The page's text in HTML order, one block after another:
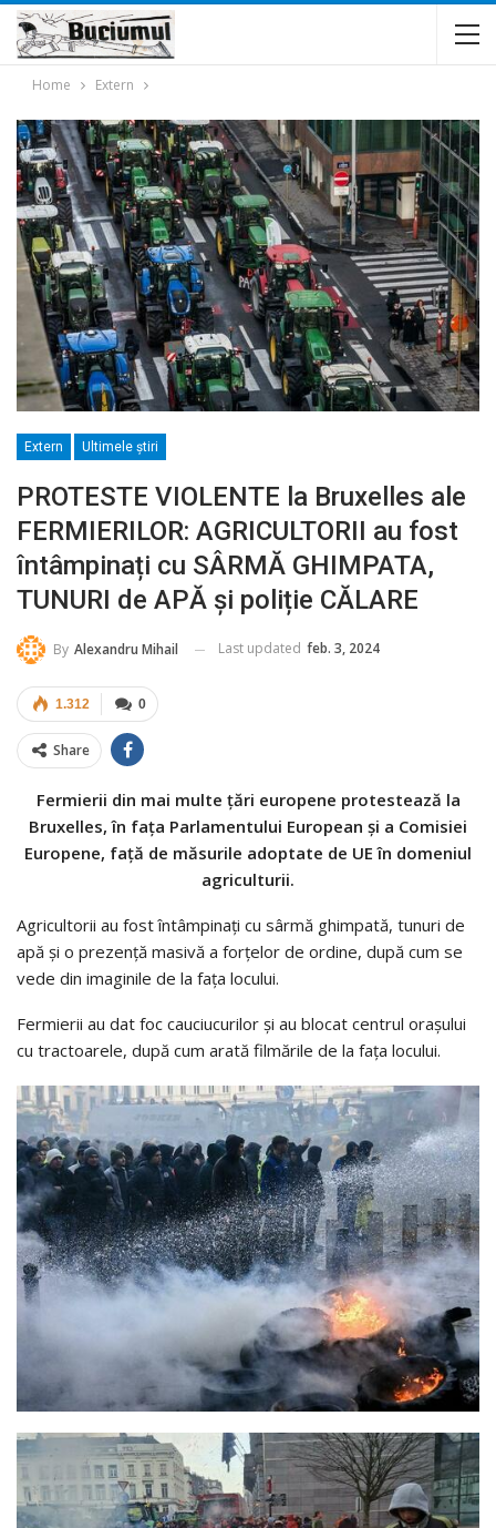
Home Extern
Extern Ultimele ştiri
PROTESTE VIOLENTE la Bruxelles ale
FERMIERILOR: AGRICULTORII au fost
întâmpinați cu SÂRMĂ GHIMPATA,
TUNURI de APĂ și poliție CĂLARE
By Alexandru Mihail Last updated feb. 3, 2024
0
1.312
Share
Fermierii din mai multe țări europene protestează la
Bruxelles, în fața Parlamentului European și a Comisiei
Europene, față de măsurile adoptate de UE în domeniul
agriculturii.
Agricultorii au fost întâmpinați cu sârmă ghimpată, tunuri de
apă și o prezență masivă a forțelor de ordine, după cum se
vede din imaginile de la fața locului.
Fermierii au dat foc cauciucurilor și au blocat centrul orașului
cu tractoarele, după cum arată filmările de la fața locului.